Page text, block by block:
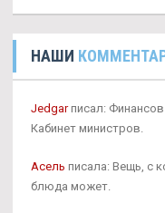
НАШИ
Jedgarписал:
Кабинет министров.
Асель писала: Вещь, с
блюда может.